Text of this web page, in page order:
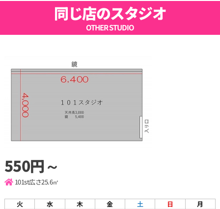
同じ店のスタジオ
OTHER STUDIO
550円～
101st広さ25.6㎡
火 水 木 金 土 日 月